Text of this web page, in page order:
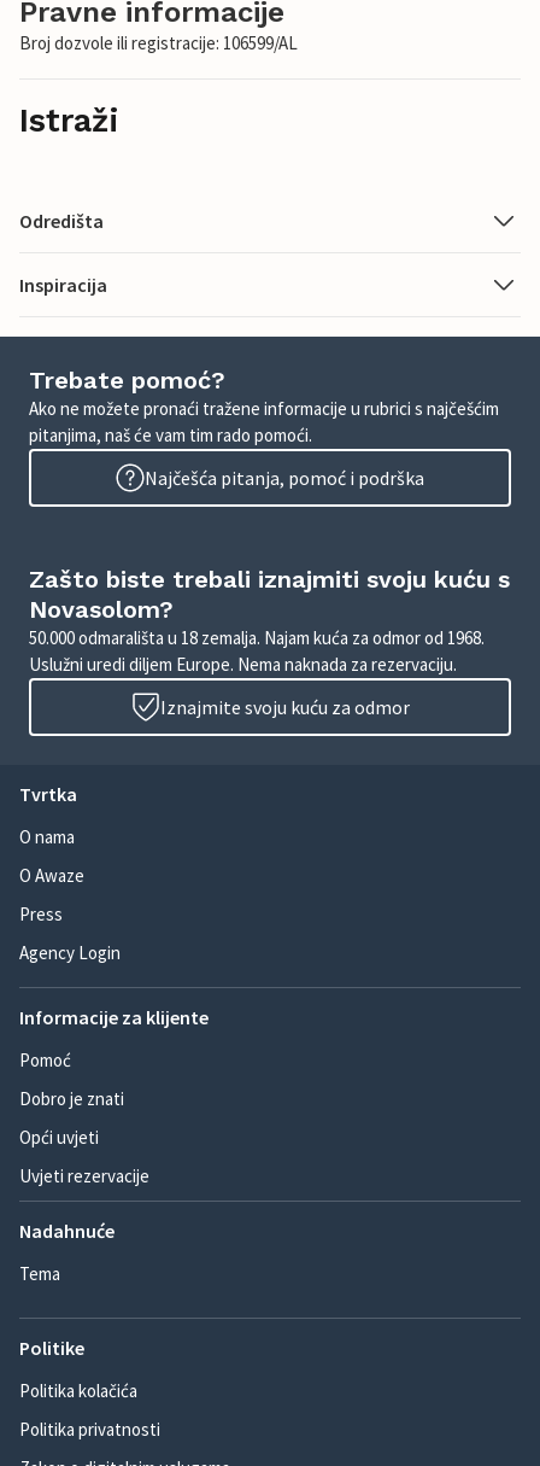
Pravne informacije
Broj dozvole ili registracije: 106599/AL
Istraži
Odredišta
Inspiracija
Trebate pomoć?
Ako ne možete pronaći tražene informacije u rubrici s najčešćim
pitanjima, naš će vam tim rado pomoći.
Najčešća pitanja, pomoć i podrška
Zašto biste trebali iznajmiti svoju kuću s
Novasolom?
50.000 odmarališta u 18 zemalja. Najam kuća za odmor od 1968.
Uslužni uredi diljem Europe. Nema naknada za rezervaciju.
Iznajmite svoju kuću za odmor
Tvrtka
O nama
O Awaze
Press
Agency Login
Informacije za klijente
Pomoć
Dobro je znati
Opći uvjeti
Uvjeti rezervacije
Nadahnuće
Tema
Politike
Politika kolačića
Politika privatnosti